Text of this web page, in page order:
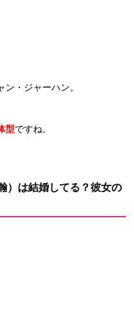
・ジャーハン。
型ですね。
）は結婚してる？彼女の